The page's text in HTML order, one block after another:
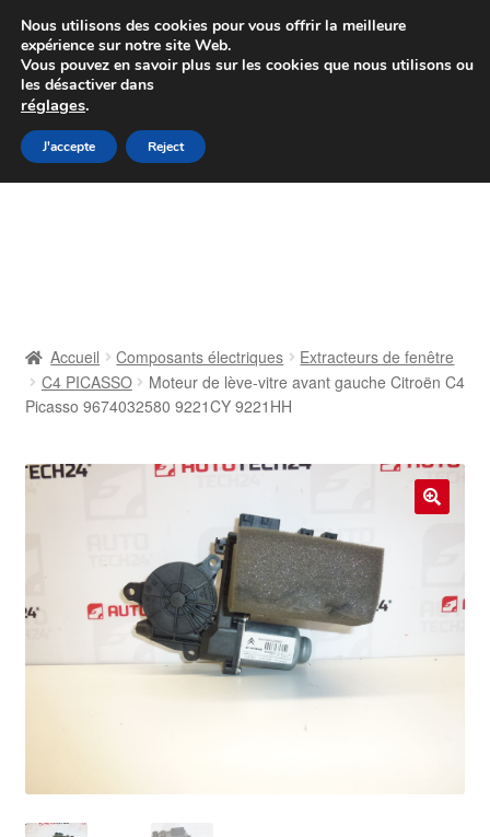
Colissimo livraison à partir de 7 EUR
Du lundi au vendredi de 9 h à 16 h
Aller
à
Aller
au
Contact
Mon compte
Paiements
Politique de confidentialité
Accueil Composants électriques
Extracteurs de fenêtre
C4 PICASSO
Moteur de lève-vitre avant gauche Citroën C4
Picasso 9674032580 9221CY 9221HH
Nous utilisons des cookies pour vous offrir la meilleure
expérience sur notre site Web.
Vous pouvez en savoir plus sur les cookies que nous utilisons ou
les désactiver dans
réglages.
J'accepte Reject